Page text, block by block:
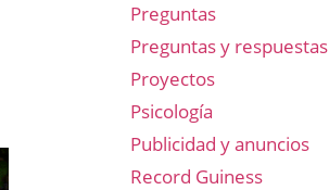
Preguntas
Preguntas y respuestas
Proyectos
Psicología
Publicidad y anuncios
Record Guiness